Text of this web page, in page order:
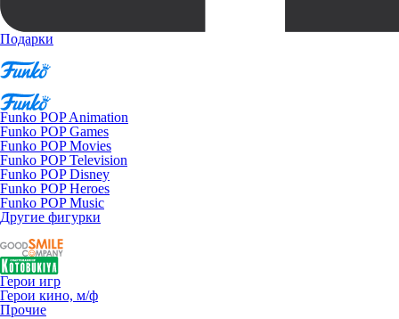
Подарки
Funko POP Animation
Funko POP Games
Funko POP Movies
Funko POP Television
Funko POP Disney
Funko POP Heroes
Funko POP Music
Другие фигурки
Герои игр
Герои кино, м/ф
Прочие